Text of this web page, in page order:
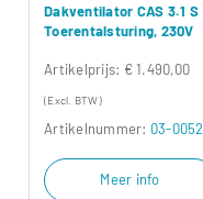
Dakventilator CAS 3.1 S
Toerentalsturing, 230V
Artikelprijs: € 1.490,00
(Excl. BTW)
Artikelnummer: 03-
Meer info